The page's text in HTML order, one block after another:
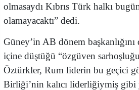
olmasaydı Kıbrıs Türk halkı
olamayacaktı” dedi.
Güney’in AB dönem başkanlığını
içine düştüğü “özgüven
Öztürkler, Rum liderin bu geçici
Birliği’nin kalıcı liderliğiymiş gibi